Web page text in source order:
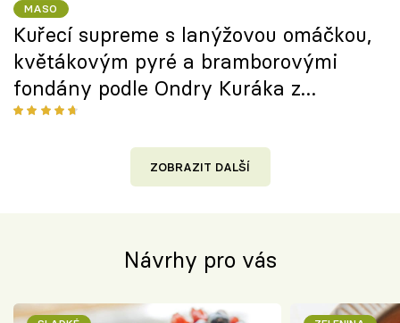
MASO
Kuřecí supreme s lanýžovou omáčkou,
květákovým pyré a bramborovými
fondány podle Ondry Kuráka z
restaurace Na Gruntu
ZOBRAZIT DALŠÍ
Návrhy pro vás